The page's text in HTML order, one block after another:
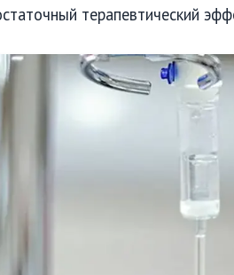
терапевтический